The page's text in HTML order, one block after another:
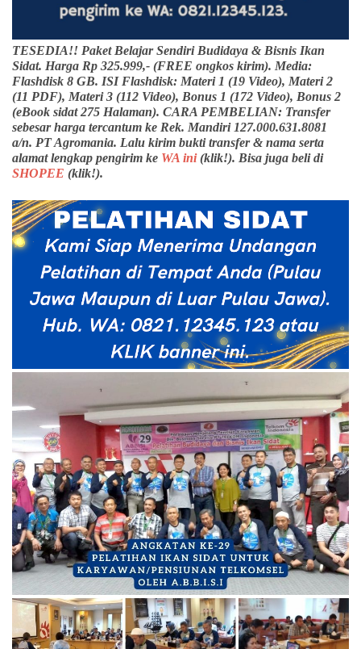
TESEDIA!! Paket Belajar Sendiri Budidaya & Bisnis Ikan
Sidat. Harga Rp 325.999,- (FREE ongkos kirim). Media:
Flashdisk 8 GB. ISI Flashdisk: Materi 1 (19 Video), Materi 2
(11 PDF), Materi 3 (112 Video), Bonus 1 (172 Video), Bonus 2
(eBook sidat 275 Halaman). CARA PEMBELIAN: Transfer
sebesar harga tercantum ke Rek. Mandiri 127.000.631.8081
a/n. PT Agromania. Lalu kirim bukti transfer & nama serta
alamat lengkap pengirim ke WA ini(klik!). Bisa juga beli di
SHOPEE (klik!).